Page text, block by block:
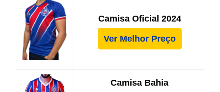
Camisa Oficial 2024
Ver Melhor Preço
Camisa Bahia